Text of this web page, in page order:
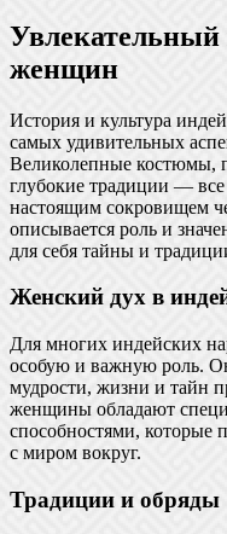
женщин
История и культура
самых удивительных
Великолепные костюмы,
глубокие традиции — все
настоящим сокровищем
описывается роль и
для себя тайны и
Женский дух в
Для многих индейских
особую и важную роль.
мудрости, жизни и тайн
женщины обладают
способностями, которые
с миром вокруг.
Традиции и обряды